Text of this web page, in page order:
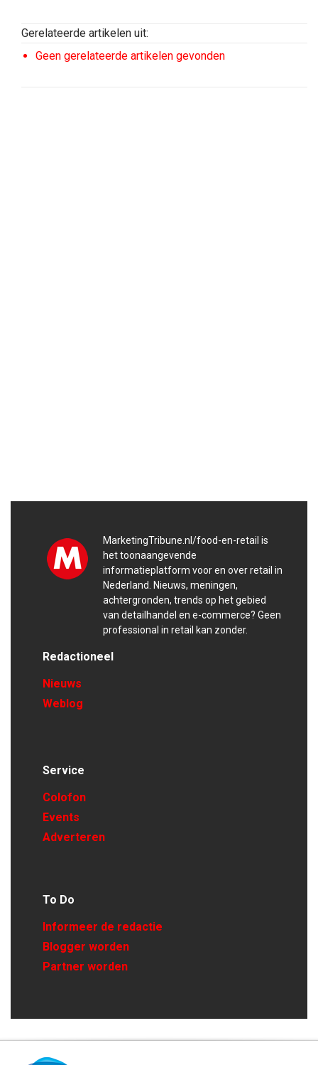
Gerelateerde artikelen uit:
Geen gerelateerde artikelen gevonden
MarketingTribune.nl/food-en-retail is
het toonaangevende
informatieplatform voor en over retail in
Nederland. Nieuws, meningen,
achtergronden, trends op het gebied
van detailhandel en e-commerce? Geen
professional in retail kan zonder.
Redactioneel
Nieuws
Weblog
Service
Colofon
Events
Adverteren
To Do
Informeer de redactie
Blogger worden
Partner worden